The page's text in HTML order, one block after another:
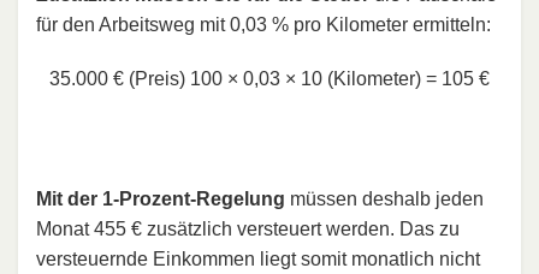
für den Arbeitsweg mit 0,03 % pro Kilometer ermitteln:
35.000 € (Preis) 100 × 0,03 × 10 (Kilometer) = 105 €
Mit der 1-Prozent-Regelung müssen deshalb jeden
Monat 455 € zusätzlich versteuert werden. Das zu
versteuernde Einkommen liegt somit monatlich nicht